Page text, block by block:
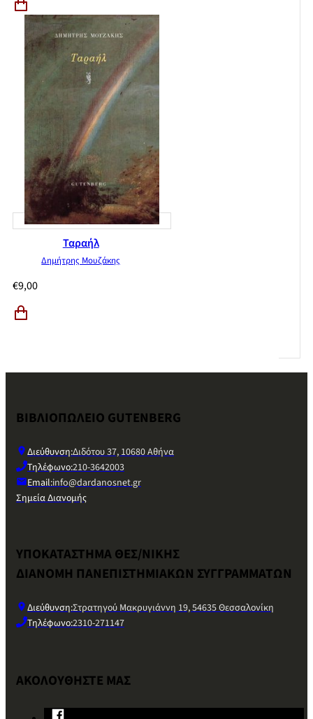
Ταραήλ
Δημήτρης Μουζάκης
€9,00
ΒΙΒΛΙΟΠΩΛΕΙΟ GUTENBERG
Διεύθυνση:Διδότου 37, 10680 Αθήνα
Τηλέφωνο:210-3642003
Email:info@dardanosnet.gr
Σημεία Διανομής
ΥΠΟΚΑΤΑΣΤΗΜΑ ΘΕΣ/ΝΙΚΗΣ
ΔΙΑΝΟΜΗ ΠΑΝΕΠΙΣΤΗΜΙΑΚΩΝ ΣΥΓΓΡΑΜΜΑΤΩΝ
Διεύθυνση:Στρατηγού Μακρυγιάννη 19, 54635 Θεσσαλονίκη
Τηλέφωνο:2310-271147
ΑΚΟΛΟΥΘΗΣΤΕ ΜΑΣ